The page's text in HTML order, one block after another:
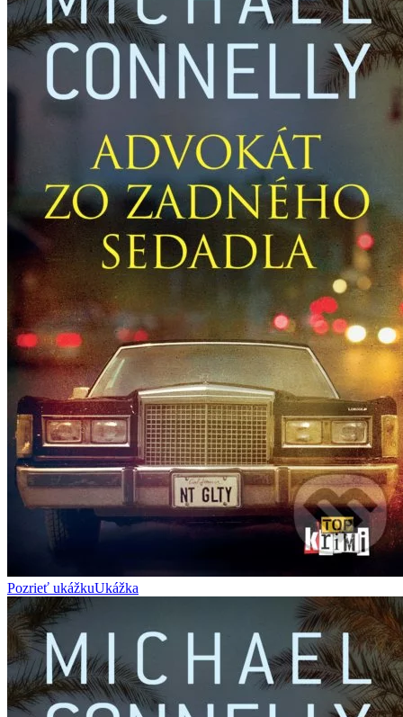
Pozrieť ukážkuUkážka